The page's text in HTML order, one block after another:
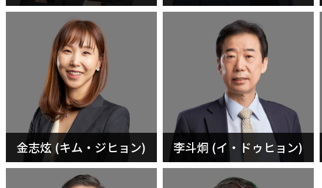
金志炫 (キム・ジヒョン) 李斗炯 (イ・ドゥヒョン)